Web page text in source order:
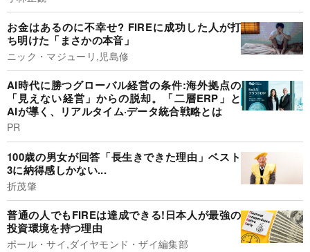
お金はあるのに不幸せ? FIREに成功した人が打
ち明けた「まさかの本音」
ニック・マジューリ,児島修
AI時代に勝つグローバル経営の条件:海外拠点の
「見えない経営」からの脱却。「二層ERP」と
AIが導く、リアルタイム·データ統合戦略とは
PR
100歳の男女が回答「長生きできた理由」ベスト
3に納得感しかない...
折茂肇
普通の人でもFIREは達成できる!日本人が最強の
投資環境を持つ理由
ポール・サイ,ダイヤモンド・ザイ編集部